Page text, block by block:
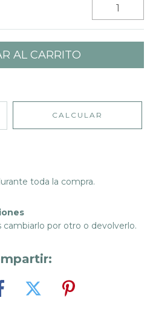
CALCULAR
toda la compra.
por otro o devolverlo.